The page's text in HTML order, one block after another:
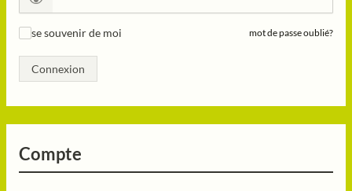
se souvenir de moi mot de passe oublié?
Connexion
Compte